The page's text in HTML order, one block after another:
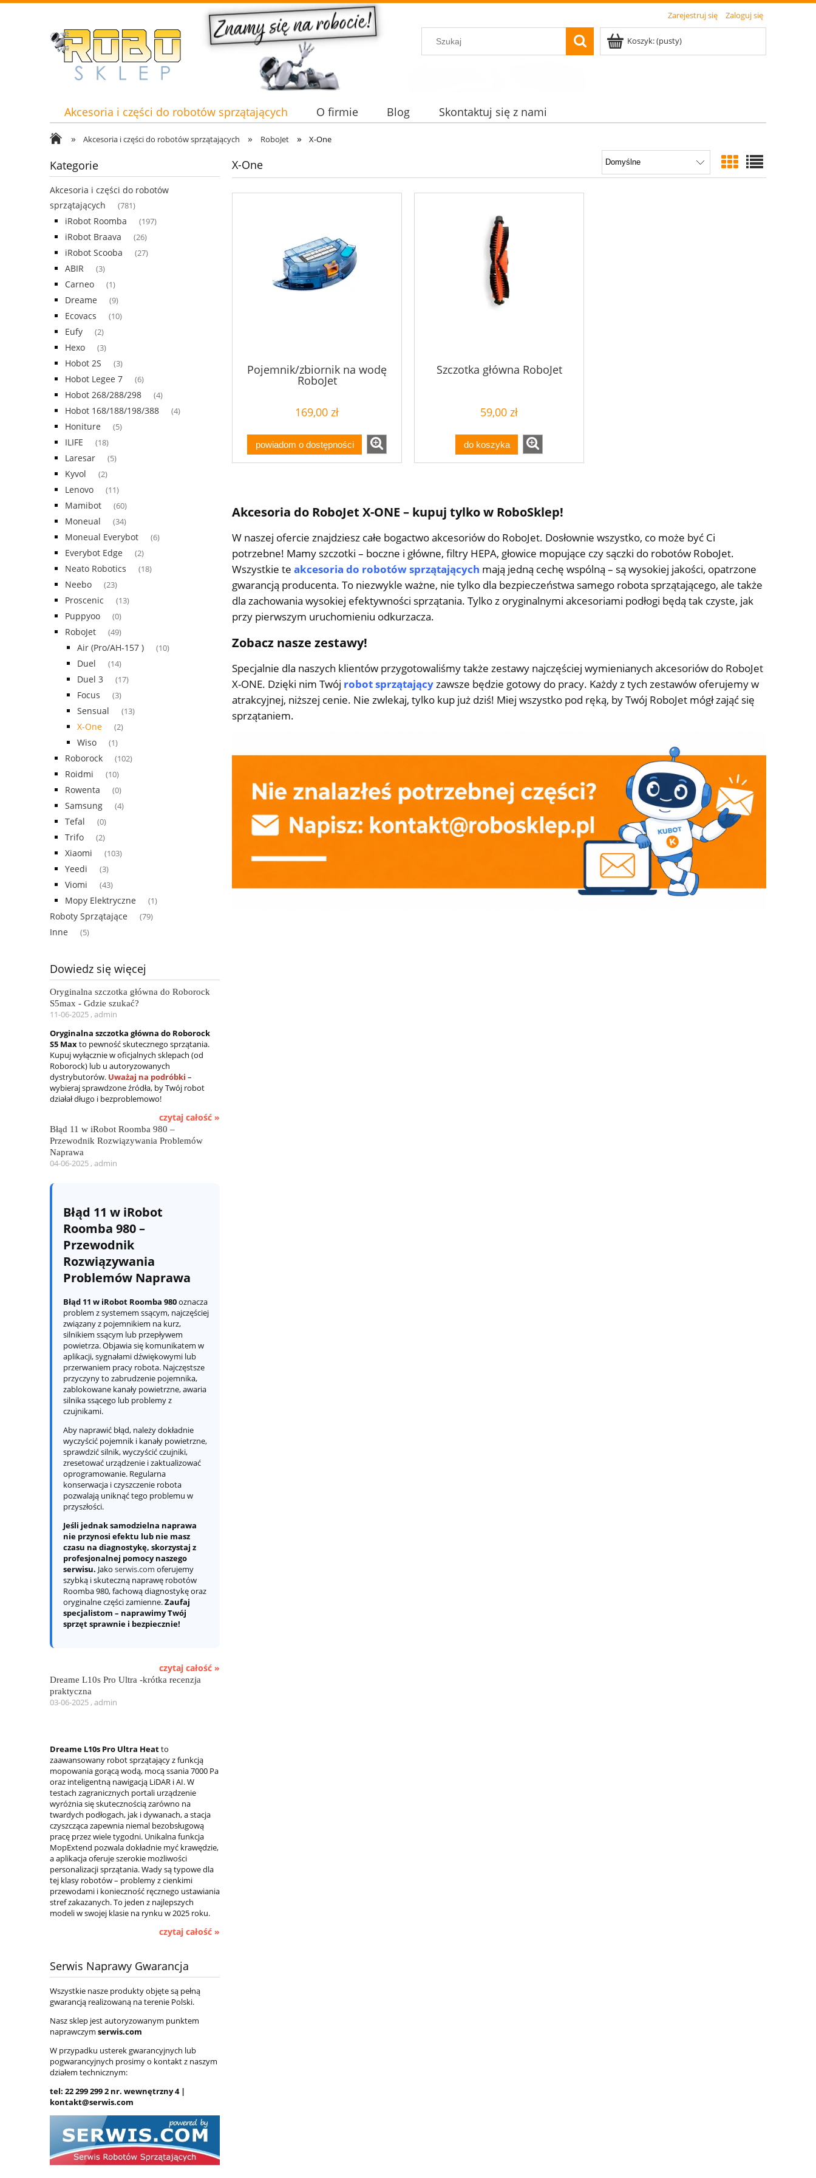
Zarejestruj się Zaloguj się
Koszyk:(pusty)
Akcesoria i części do robotów sprzątających O firmie Blog Skontaktuj się z nami
» Akcesoria i części do robotów sprzątających » RoboJet » X-One
Kategorie
Akcesoria i części do robotów
sprzątających
(781)
iRobot Roomba (197)
iRobot Braava (26)
iRobot Scooba (27)
ABIR (3)
Carneo (1)
Dreame (9)
Ecovacs (10)
Eufy (2)
Hexo (3)
Hobot 2S (3)
Hobot Legee 7 (6)
Hobot 268/288/298 (4)
Hobot 168/188/198/388 (4)
Honiture (5)
ILIFE (18)
Laresar (5)
Kyvol (2)
Lenovo (11)
Mamibot (60)
Moneual (34)
Moneual Everybot (6)
Everybot Edge (2)
Neato Robotics (18)
Neebo (23)
Proscenic (13)
Puppyoo (0)
RoboJet (49)
Air (Pro/AH-157 ) (10)
Duel (14)
Duel 3 (17)
Focus (3)
Sensual (13)
X-One (2)
Wiso (1)
Roborock (102)
Roidmi (10)
Rowenta (0)
Samsung (4)
Tefal (0)
Trifo (2)
Xiaomi (103)
Yeedi (3)
Viomi (43)
Mopy Elektryczne (1)
Roboty Sprzątające (79)
Inne (5)
Dowiedz się więcej
Oryginalna szczotka główna do Roborock
S5max - Gdzie szukać?
11-06-2025 , admin
Oryginalna szczotka główna do Roborock
S5 Maxto pewność skutecznego sprzątania.
Kupuj wyłącznie w oficjalnych sklepach (od
Roborock) lub u autoryzowanych
dystrybutorów. Uważaj na podróbki –
wybieraj sprawdzone źródła, by Twój robot
działał długo i bezproblemowo!
czytaj całość »
Błąd 11 w iRobot Roomba 980 –
Przewodnik Rozwiązywania Problemów
Naprawa
04-06-2025 , admin
Błąd 11 w iRobot
Roomba 980 –
Przewodnik
Rozwiązywania
Problemów Naprawa
Błąd 11 w iRobot Roomba 980oznacza
problem z systemem ssącym, najczęściej
związany z pojemnikiem na kurz,
silnikiem ssącym lub przepływem
powietrza. Objawia się komunikatem w
aplikacji, sygnałami dźwiękowymi lub
przerwaniem pracy robota. Najczęstsze
przyczyny to zabrudzenie pojemnika,
zablokowane kanały powietrzne, awaria
silnika ssącego lub problemy z
czujnikami.
Aby naprawić błąd, należy dokładnie
wyczyścić pojemnik i kanały powietrzne,
sprawdzić silnik, wyczyścić czujniki,
zresetować urządzenie i zaktualizować
oprogramowanie. Regularna
konserwacja i czyszczenie robota
pozwalają uniknąć tego problemu w
przyszłości.
Jeśli jednak samodzielna naprawa
nie przynosi efektu lub nie masz
czasu na diagnostykę, skorzystaj z
profesjonalnej pomocy naszego
serwisu. Jako serwis.com oferujemy
szybką i skuteczną naprawę robotów
Roomba 980, fachową diagnostykę oraz
oryginalne części zamienne.Zaufaj
specjalistom – naprawimy Twój
sprzęt sprawnie i bezpiecznie!
czytaj całość »
Dreame L10s Pro Ultra -krótka recenzja
praktyczna
03-06-2025 , admin
Dreame L10s Pro Ultra Heatto
zaawansowany robot sprzątający z funkcją
mopowania gorącą wodą, mocą ssania 7000 Pa
oraz inteligentną nawigacją LiDAR i AI. W
testach zagranicznych portali urządzenie
wyróżnia się skutecznością zarówno na
twardych podłogach, jak i dywanach, a stacja
czyszcząca zapewnia niemal bezobsługową
pracę przez wiele tygodni. Unikalna funkcja
MopExtend pozwala dokładnie myć krawędzie,
a aplikacja oferuje szerokie możliwości
personalizacji sprzątania. Wady są typowe dla
tej klasy robotów – problemy z cienkimi
przewodami i konieczność ręcznego ustawiania
stref zakazanych. To jeden z najlepszych
modeli w swojej klasie na rynku w 2025 roku.
czytaj całość »
Serwis Naprawy Gwarancja
Wszystkie nasze produkty objęte są pełną
gwarancją realizowaną na terenie Polski.
Nasz sklep jest autoryzowanym punktem
naprawczym serwis.com
W przypadku usterek gwarancyjnych lub
pogwarancyjnych prosimy o kontakt z naszym
działem technicznym:
tel: 22 299 299 2 nr. wewnętrzny 4 |
kontakt@serwis.com
X-One
Pojemnik/zbiornik na wodę
RoboJet
169,00 zł
powiadom o dostępności
Szczotka główna RoboJet
59,00 zł
do koszyka
Akcesoria do RoboJet X-ONE – kupuj tylko w RoboSklep!
W naszej ofercie znajdziesz całe bogactwo akcesoriów do RoboJet. Dosłownie wszystko, co może być Ci
potrzebne! Mamy szczotki – boczne i główne, filtry HEPA, głowice mopujące czy sączki do robotów RoboJet.
Wszystkie te akcesoria do robotów sprzątających mają jedną cechę wspólną – są wysokiej jakości, opatrzone
gwarancją producenta. To niezwykle ważne, nie tylko dla bezpieczeństwa samego robota sprzątającego, ale także
dla zachowania wysokiej efektywności sprzątania. Tylko z oryginalnymi akcesoriami podłogi będą tak czyste, jak
przy pierwszym uruchomieniu odkurzacza.
Zobacz nasze zestawy!
Specjalnie dla naszych klientów przygotowaliśmy także zestawy najczęściej wymienianych akcesoriów do RoboJet
X-ONE. Dzięki nim Twój robot sprzątającyzawsze będzie gotowy do pracy. Każdy z tych zestawów oferujemy w
atrakcyjnej, niższej cenie. Nie zwlekaj, tylko kup już dziś! Miej wszystko pod ręką, by Twój RoboJet mógł zająć się
sprzątaniem.